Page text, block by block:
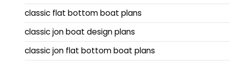
classic flat bottom boat plans
classic jon boat design plans
classic jon flat bottom boat plans